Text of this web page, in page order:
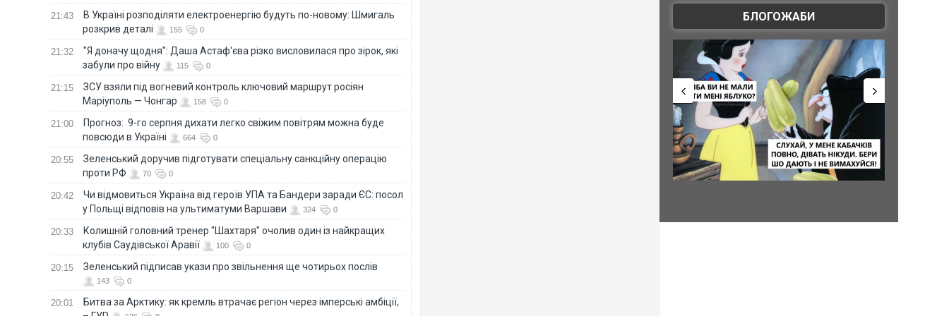
21:43
В Україні розподіляти електроенергію будуть по-новому: Шмигаль
розкрив деталі
155 0
21:32
"Я доначу щодня": Даша Астаф'єва різко висловилася про зірок, які
забули про війну
115 0
21:15
ЗСУ взяли під вогневий контроль ключовий маршрут росіян
Маріуполь — Чонгар
158 0
21:00
Прогноз: 9-го серпня дихати легко свіжим повітрям можна буде
повсюди в Україні
664 0
20:55
Зеленський доручив підготувати спеціальну санкційну операцію
проти РФ
70 0
20:42
Чи відмовиться Україна від героїв УПА та Бандери заради ЄС: посол
у Польщі відповів на ультиматуми Варшави
324 0
20:33
Колишній головний тренер "Шахтаря" очолив один із найкращих
клубів Саудівської Аравії
100 0
20:15 Зеленський підписав укази про звільнення ще чотирьох послів
143 0
20:01
Битва за Арктику: як кремль втрачає регіон через імперські амбіції,
БЛОГОЖАБИ